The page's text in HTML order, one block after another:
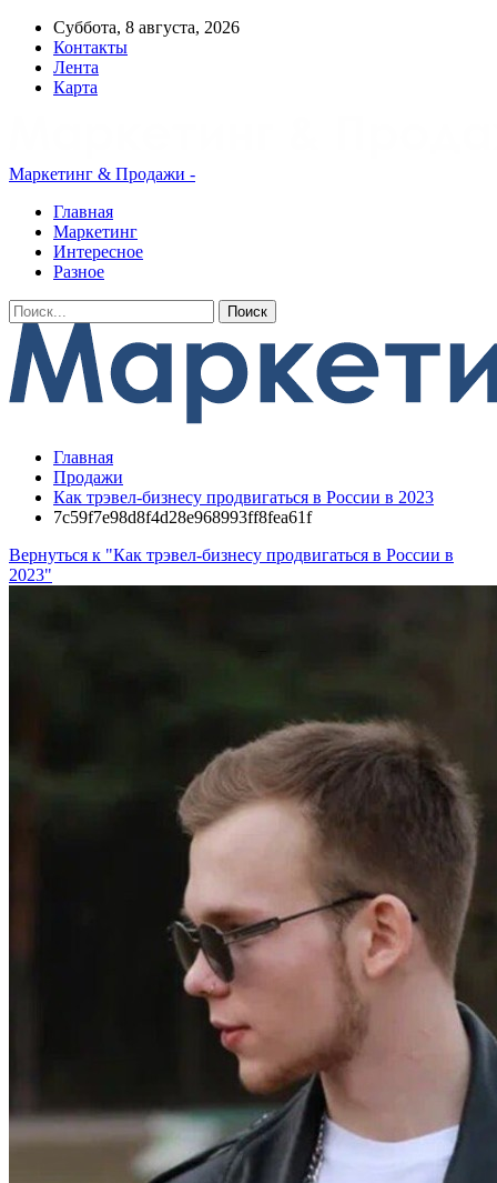
Суббота, 8 августа, 2026
Контакты
Лента
Карта
Маркетинг & Продажи -
Главная
Маркетинг
Интересное
Разное
Главная
Продажи
Как трэвел-бизнесу продвигаться в России в 2023
7c59f7e98d8f4d28e968993ff8fea61f
Вернуться к "Как трэвел-бизнесу продвигаться в России в
2023"